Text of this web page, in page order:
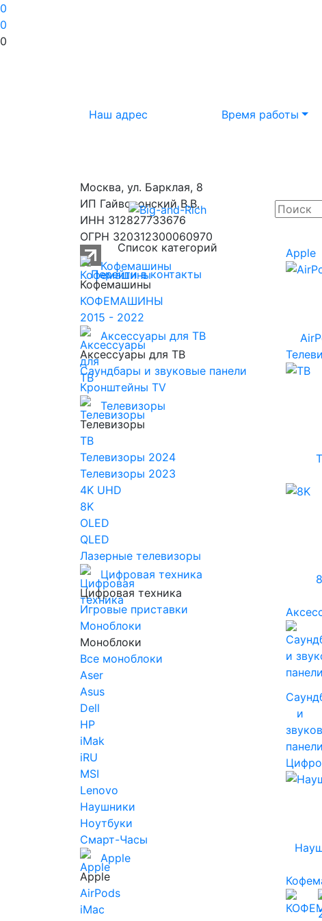
0
0
0
Наш адрес
Москва, ул. Барклая, 8
ИП Гайворонский В.В.
ИНН 312827733676
ОГРН 320312300060970
Перейти в контакты
Время работы
Список категорий
Кофемашины
Кофемашины
КОФЕМАШИНЫ
2015 - 2022
Аксессуары для ТВ
Аксессуары для ТВ
Саундбары и звуковые панели
Кронштейны TV
Телевизоры
Телевизоры
ТВ
Телевизоры 2024
Телевизоры 2023
4K UHD
8K
OLED
QLED
Лазерные телевизоры
Цифровая техника
Цифровая техника
Игровые приставки
Моноблоки
Моноблоки
Все моноблоки
Aser
Asus
Dell
HP
iMak
iRU
MSI
Lenovo
Наушники
Ноутбуки
Смарт-Часы
Apple
Apple
AirPods
iMac
Apple
и
панели